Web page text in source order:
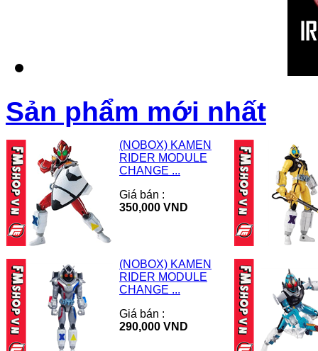
Sản phẩm mới nhất
(NOBOX) KAMEN
RIDER MODULE
CHANGE ...
Giá bán :
350,000 VND
(NOBOX) KAMEN
RIDER MODULE
CHANGE ...
Giá bán :
290,000 VND